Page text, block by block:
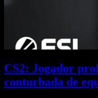
CS2: Jogador
conturbada de